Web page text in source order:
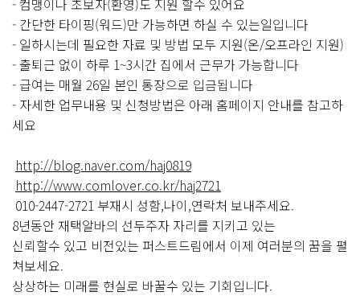
- 컴맹이나 초보자(환영)도 지원 할수 있어요
- 간단한 타이핑(워드)만 가능하면 하실 수 있는일입니다
- 일하시는데 필요한 자료 및 방법 모두 지원(온/오프라인 지원)
- 출퇴근 없이 하루 1~3시간 집에서 근무가 가능합니다
- 급여는 매월 26일 본인 통장으로 입금됩니다
- 자세한 업무내용 및 신청방법은 아래 홈페이지 안내를 참고하
세요
http://blog.naver.com/haj0819
http://www.comlover.co.kr/haj2721
010-2447-2721 부재시 성함,나이,연락처 보내주세요.
8년동안 재택알바의 선두주자 자리를 지키고 있는
신뢰할수 있고 비전있는 퍼스트드림에서 이제 여러분의 꿈을 펼
쳐보세요.
상상하는 미래를 현실로 바꿀수 있는 기회입니다.